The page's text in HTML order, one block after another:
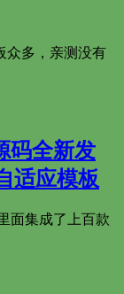
众多，亲测没有
码全新发
适应模板
面集成了上百款